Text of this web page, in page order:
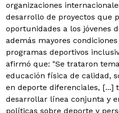
organizaciones
desarrollo de proyectos que
oportunidades a los jóvenes
además mayores
programas deportivos
afirmó que: "Se trataron
educación física de calidad,
en deporte diferenciales, [...]
desarrollar línea conjunta y
políticas sobre deporte y